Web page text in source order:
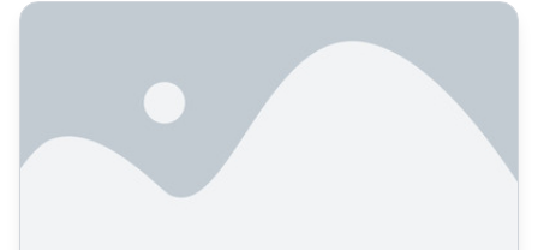
Hoe Retrieval-Augmented Generation Werkt: Architectuur